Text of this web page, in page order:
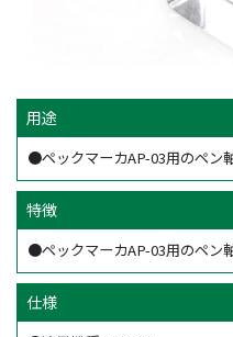
用途
●ペックマーカAP-03用のペン
特徴
●ペックマーカAP-03用のペン軸
仕様